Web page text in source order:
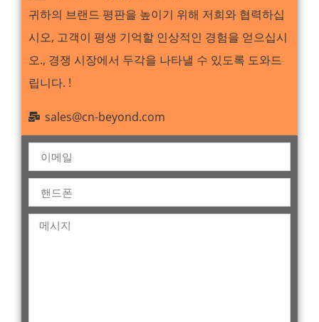
귀하의 브랜드 평판을 높이기 위해 저희와 협력하십
시오, 고객이 평생 기억할 인상적인 경험을 얻으십시
오., 경쟁 시장에서 두각을 나타낼 수 있도록 도와드
립니다. !
sales@cn-beyond.com